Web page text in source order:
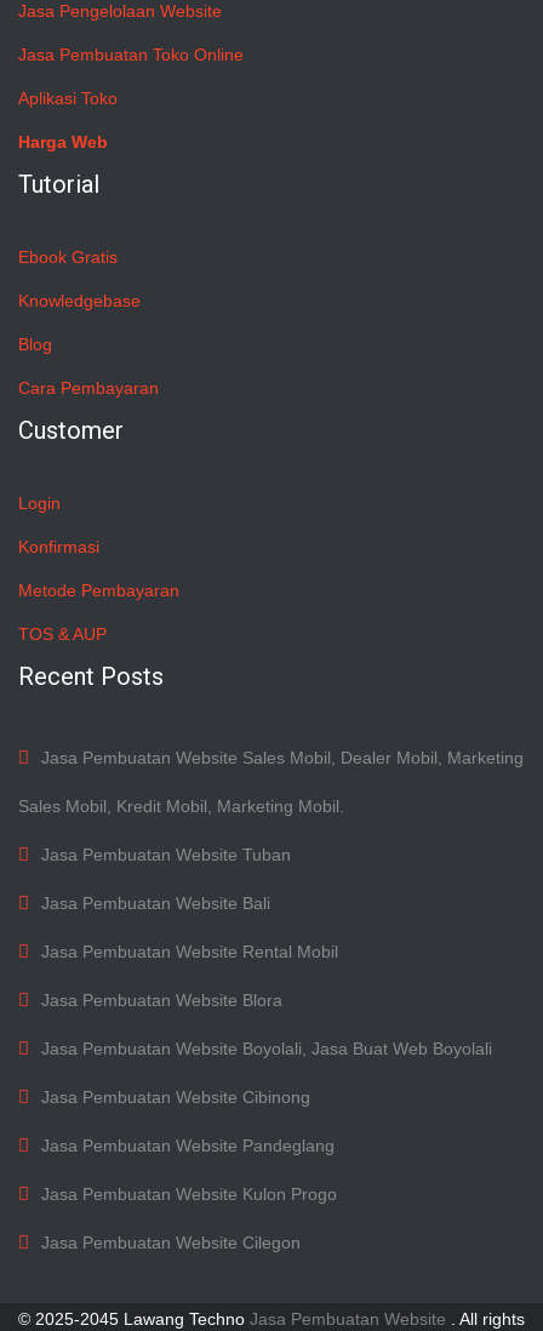
Jasa Pengelolaan Website
Jasa Pembuatan Toko Online
Aplikasi Toko
Harga Web
Tutorial
Ebook Gratis
Knowledgebase
Blog
Cara Pembayaran
Customer
Login
Konfirmasi
Metode Pembayaran
TOS & AUP
Recent Posts
Jasa Pembuatan Website Sales Mobil, Dealer Mobil, Marketing
Sales Mobil, Kredit Mobil, Marketing Mobil.
Jasa Pembuatan Website Tuban
Jasa Pembuatan Website Bali
Jasa Pembuatan Website Rental Mobil
Jasa Pembuatan Website Blora
Jasa Pembuatan Website Boyolali, Jasa Buat Web Boyolali
Jasa Pembuatan Website Cibinong
Jasa Pembuatan Website Pandeglang
Jasa Pembuatan Website Kulon Progo
Jasa Pembuatan Website Cilegon
© 2025-2045 Lawang Techno Jasa Pembuatan Website . All rights